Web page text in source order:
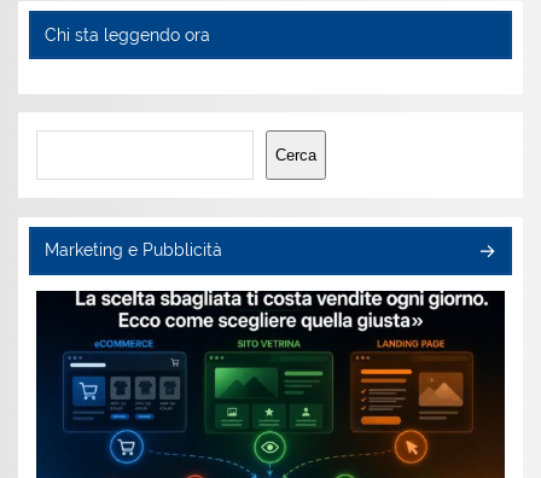
Chi sta leggendo ora
Cerca
Cerca
Marketing e Pubblicità